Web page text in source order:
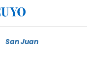
San Juan